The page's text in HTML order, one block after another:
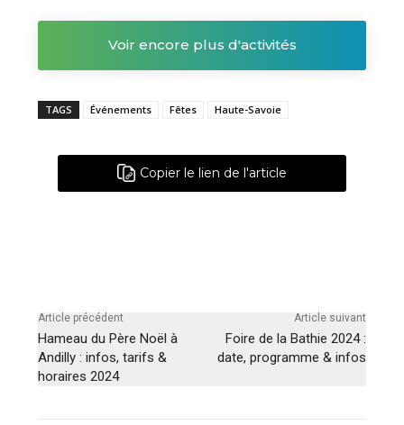
Voir encore plus d'activités
TAGS Événements Fêtes Haute-Savoie
Copier le lien de l'article
Article précédent
Hameau du Père Noël à
Andilly : infos, tarifs &
horaires 2024
Article suivant
Foire de la Bathie 2024 :
date, programme & infos